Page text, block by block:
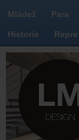
Mládež Para
Historie Repre